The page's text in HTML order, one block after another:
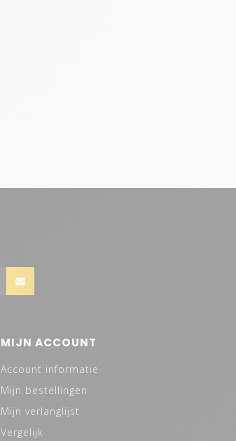
MIJN ACCOUNT
Account informatie
Mijn bestellingen
Mijn verlanglijst
Vergelijk